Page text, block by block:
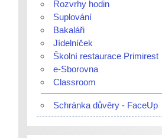
Rozvrhy hodin
Suplování
Bakaláři
Jídelníček
Školní restaurace Primirest
e-Sborovna
Classroom
Schránka důvěry - FaceUp